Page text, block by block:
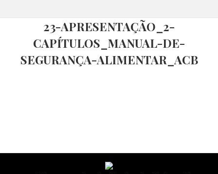
23-APRESENTAÇÃO_2-
CAPÍTULOS_MANUAL-DE-
SEGURANÇA-ALIMENTAR_ACB